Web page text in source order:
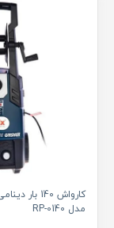
مدل RP-0140